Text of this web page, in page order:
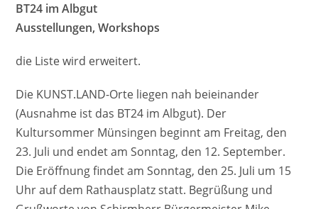
BT24 im Albgut
Ausstellungen, Workshops
die Liste wird erweitert.
Die KUNST.LAND-Orte liegen nah beieinander
(Ausnahme ist das BT24 im Albgut). Der
Kultursommer Münsingen beginnt am Freitag, den
23. Juli und endet am Sonntag, den 12. September.
Die Eröffnung findet am Sonntag, den 25. Juli um 15
Uhr auf dem Rathausplatz statt. Begrüßung und